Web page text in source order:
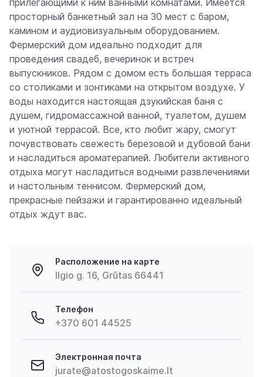
просторный банкетный зал на 30 мест с баром,
камином и аудиовизуальным оборудованием.
Фермерский дом идеально подходит для
проведения свадеб, вечеринок и встреч
выпускников. Рядом с домом есть большая терраса
со столиками и зонтиками на открытом воздухе. У
воды находится настоящая дзукийская баня с
душем, гидромассажной ванной, туалетом, душем
и уютной террасой. Все, кто любит жару, смогут
почувствовать свежесть березовой и дубовой бани
и насладиться ароматерапией. Любители активного
отдыха могут насладиться водными развлечениями
и настольным теннисом. Фермерский дом,
прекрасные пейзажи и гарантированно идеальный
отдых ждут вас.
Расположение на карте
Ilgio g. 16, Grūtas 66441
Телефон
+370 601 44525
Электронная почта
jurate@atostogoskaime.lt